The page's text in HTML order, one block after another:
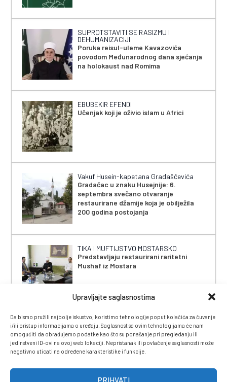
Upravljajte saglasnostima
Da bismo pružili najbolje iskustvo, koristimo tehnologije poput kolačića za čuvanje
i/ili pristup informacijama o uređaju. Saglasnost sa ovim tehnologijama će nam
omogućiti da obrađujemo podatke kao što su ponašanje pri pregledanju ili
jedinstveni ID-ovi na ovoj web lokaciji. Nepristanak ili povlačenje saglasnosti može
negativno uticati na određene karakteristike i funkcije.
PRIHVATI
SUPROTSTAVITI SE RASIZMU I
DEHUMANIZACIJI
Poruka reisul-uleme Kavazovića
povodom Međunarodnog dana sjećanja
na holokaust nad Romima
EBUBEKIR EFENDI
Učenjak koji je oživio islam u Africi
Vakuf Husein-kapetana Gradaščevića
Gradačac u znaku Husejnije: 6.
septembra svečano otvaranje
restaurirane džamije koja je obilježila
200 godina postojanja
TIKA I MUFTIJSTVO MOSTARSKO
Predstavljaju restaurirani raritetni
Mushaf iz Mostara
KONTAKT